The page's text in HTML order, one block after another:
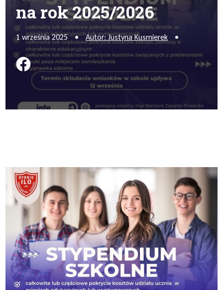
na rok 2025/2026
1 września 2025 • Autor: Justyna Kusmierek •
Podziel się na FB